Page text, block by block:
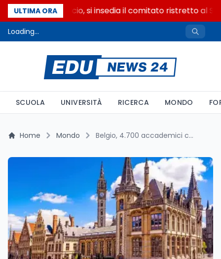
ULTIMA ORA
Riforma del calcio, si insedia il comitato ristretto al
Loading...
SCUOLA UNIVERSITÀ RICERCA MONDO
Home Mondo Belgio, 4.700 accademici contro Israele: Italia ferma a Palermo